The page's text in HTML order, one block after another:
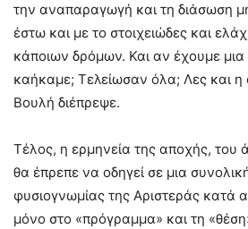
την αναπαραγωγή και τη διάσωση
έστω και με το στοιχειώδες και
κάποιων δρόμων. Και αν έχουμε
καήκαμε; Τελείωσαν όλα; Λες και η
Βουλή διέπρεψε.
Τέλος, η ερμηνεία της αποχής, του
θα έπρεπε να οδηγεί σε μια
φυσιογνωμίας της Αριστεράς κατά
μόνο στο «πρόγραμμα» και τη